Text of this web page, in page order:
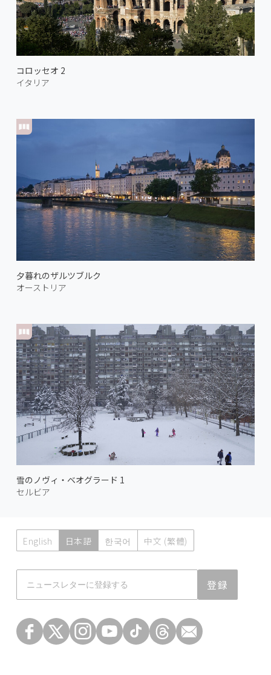
コロッセオ 2
イタリア
夕暮れのザルツブルク
オーストリア
雪のノヴィ・ベオグラード 1
セルビア
English 日本語 한국어 中文 (繁體)
登録